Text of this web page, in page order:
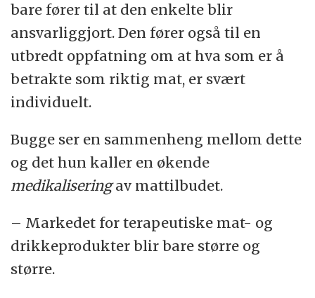
bare fører til at den enkelte blir
ansvarliggjort. Den fører også til en
utbredt oppfatning om at hva som er å
betrakte som riktig mat, er svært
individuelt.
Bugge ser en sammenheng mellom dette
og det hun kaller en økende
medikaliseringav mattilbudet.
– Markedet for terapeutiske mat- og
drikkeprodukter blir bare større og
større.